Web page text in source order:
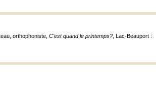
orthophoniste, C'est quand le printemps? , Lac-Beauport :